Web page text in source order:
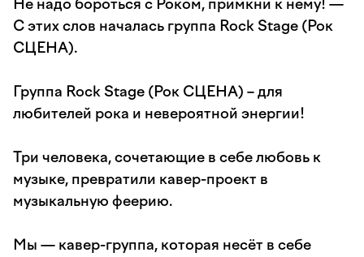
Не надо бороться с Роком, примкни к нему! —
С этих слов началась группа Rock Stage (Рок
СЦЕНА).
Группа Rock Stage (Рок СЦЕНА) – для
любителей рока и невероятной энергии!
Три человека, сочетающие в себе любовь к
музыке, превратили кавер-проект в
музыкальную феерию.
Мы — кавер-группа, которая несёт в себе